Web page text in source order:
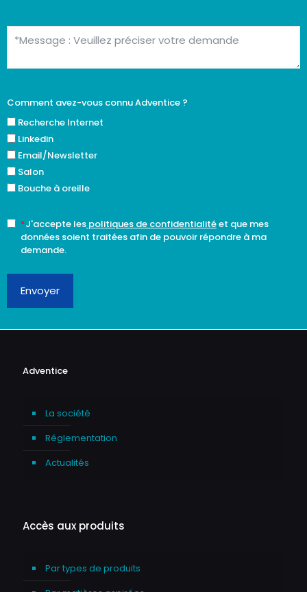
Comment avez-vous connu Adventice ?
Recherche Internet
Linkedin
Email/Newsletter
Salon
Bouche à oreille
*J'accepte les politiques de confidentialitéet que mes
données soient traitées afin de pouvoir répondre à ma
demande.
Envoyer
Adventice
La société
Réglementation
Actualités
Accès aux produits
Par types de produits